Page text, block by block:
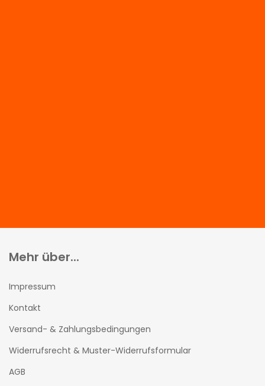
Mehr über...
Impressum
Kontakt
Versand- & Zahlungsbedingungen
Widerrufsrecht & Muster-Widerrufsformular
AGB